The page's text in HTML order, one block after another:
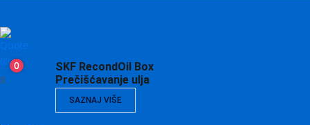
SKF RecondOil Box
Prečišćavanje ulja
SAZNAJ VIŠE
0
X